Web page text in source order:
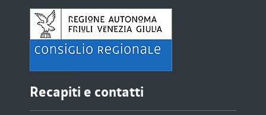
Recapiti e contatti